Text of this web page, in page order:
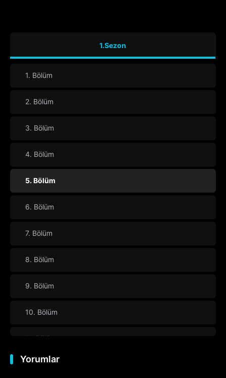
1.Sezon
1. Bölüm
2. Bölüm
3. Bölüm
4. Bölüm
5. Bölüm
6. Bölüm
7. Bölüm
8. Bölüm
9. Bölüm
10. Bölüm
11. Bölüm
12. Bölüm
Yorumlar